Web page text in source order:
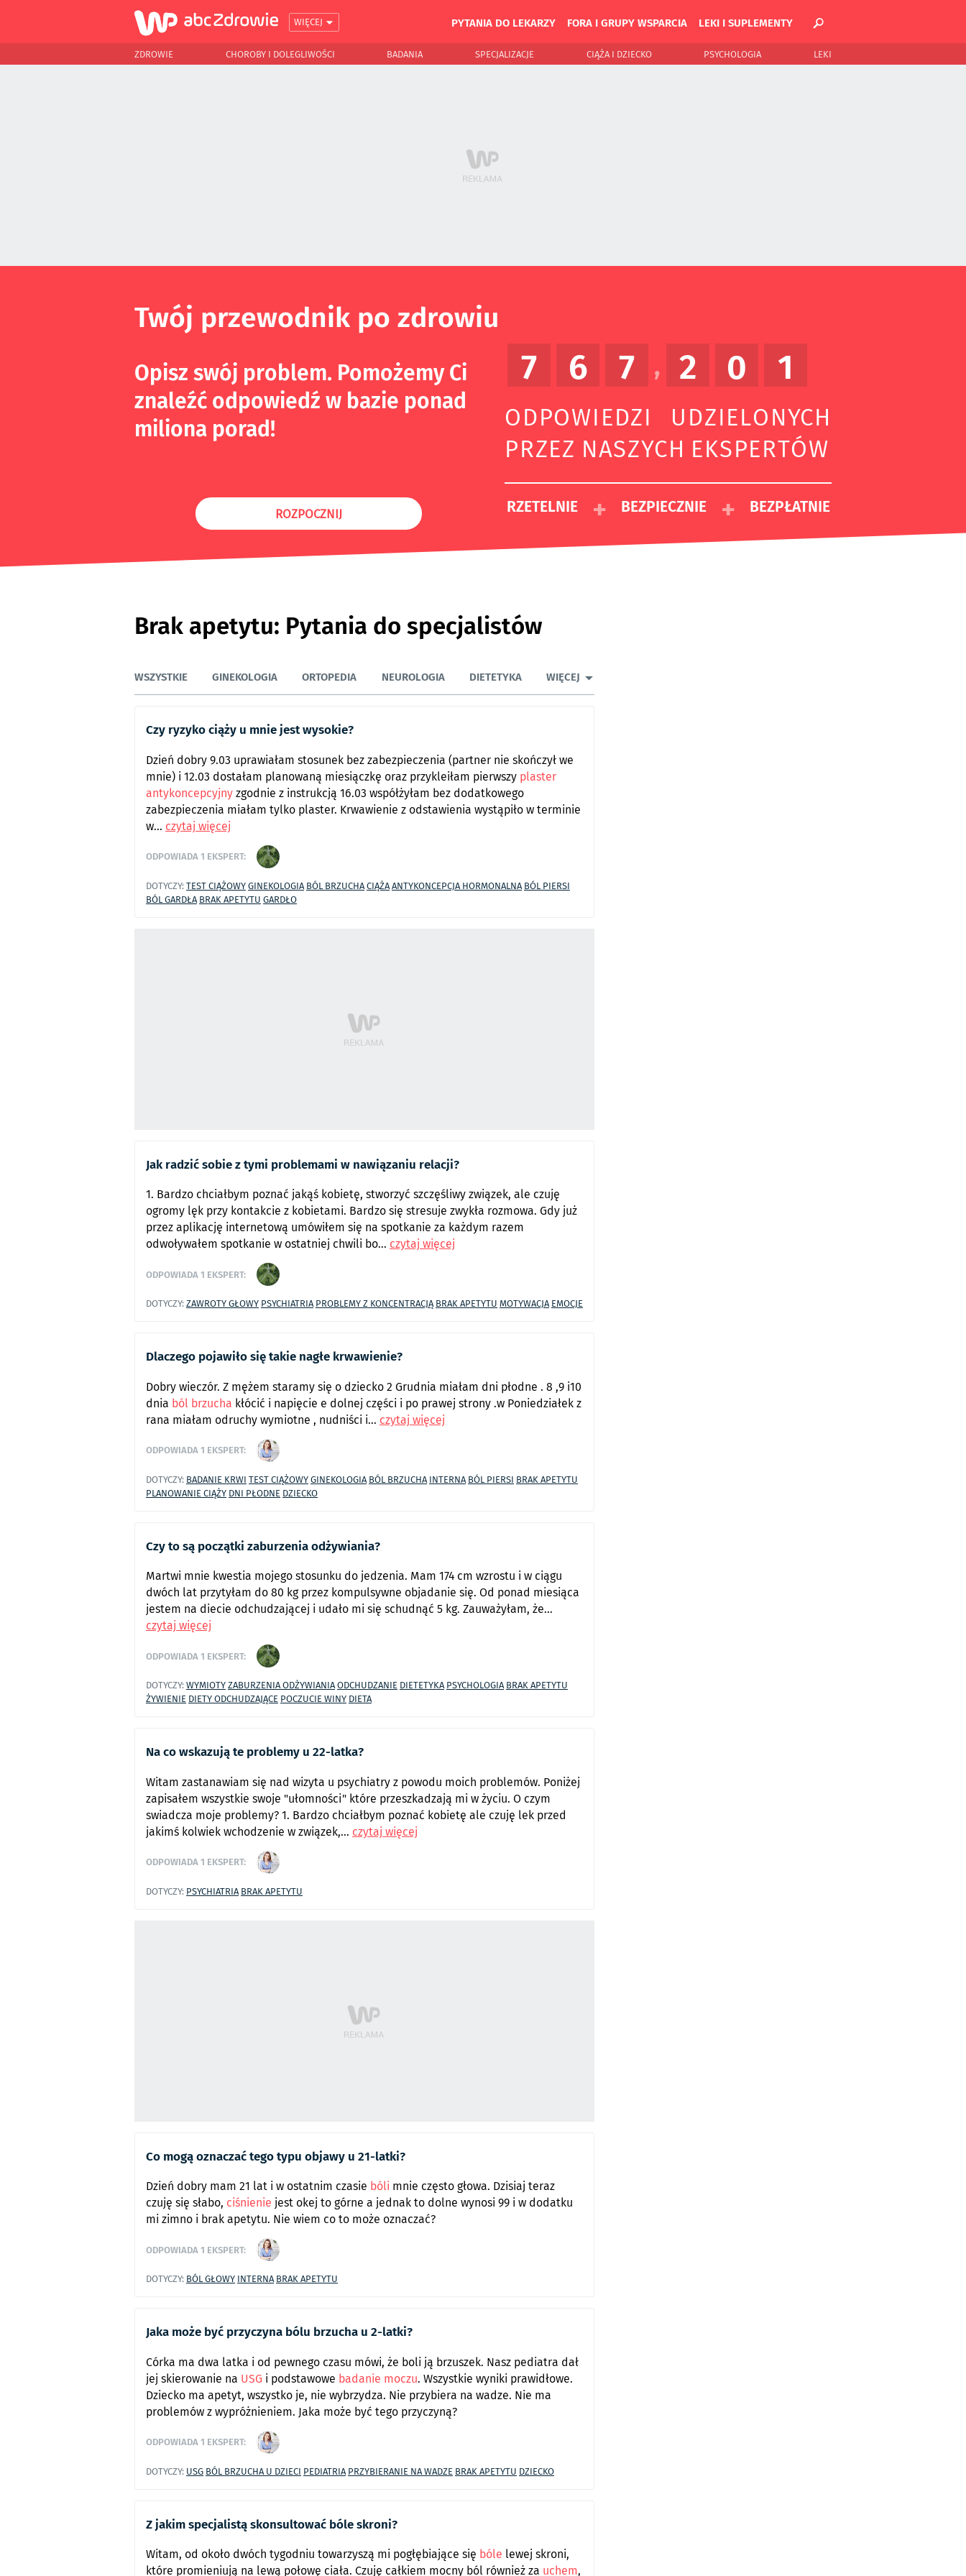
WIĘCEJ PYTANIA DO LEKARZY FORA I GRUPY WSPARCIA LEKI I SUPLEMENTY
ZDROWIE CHOROBY I DOLEGLIWOŚCI BADANIA SPECJALIZACJE CIĄŻA I DZIECKO PSYCHOLOGIA LEKI
Twój przewodnik po zdrowiu
Opisz swój problem. Pomożemy Ci
znaleźć odpowiedź w bazie ponad
miliona porad!
ROZPOCZNIJ
7 6 7 , 2 0 1
ODPOWIEDZI UDZIELONYCH
PRZEZ NASZYCH EKSPERTÓW
RZETELNIE + BEZPIECZNIE + BEZPŁATNIE
Brak apetytu: Pytania do specjalistów
WSZYSTKIE GINEKOLOGIA ORTOPEDIA NEUROLOGIA DIETETYKA WIĘCEJ
Czy ryzyko ciąży u mnie jest wysokie?
Dzień dobry 9.03 uprawiałam stosunek bez zabezpieczenia (partner nie skończył we
mnie) i 12.03 dostałam planowaną miesiączkę oraz przykleiłam pierwszy plaster
antykoncepcyjnyzgodnie z instrukcją 16.03 współżyłam bez dodatkowego
zabezpieczenia miałam tylko plaster. Krwawienie z odstawienia wystąpiło w terminie
w... czytaj więcej
ODPOWIADA1 EKSPERT:
DOTYCZY:TEST CIĄŻOWYGINEKOLOGIA BÓL BRZUCHACIĄŻAANTYKONCEPCJA HORMONALNA BÓL PIERSI
BÓL GARDŁA BRAK APETYTU GARDŁO
Jak radzić sobie z tymi problemami w nawiązaniu relacji?
1. Bardzo chciałbym poznać jakąś kobietę, stworzyć szczęśliwy związek, ale czuję
ogromy lęk przy kontakcie z kobietami. Bardzo się stresuje zwykła rozmowa. Gdy już
przez aplikację internetową umówiłem się na spotkanie za każdym razem
odwoływałem spotkanie w ostatniej chwili bo... czytaj więcej
ODPOWIADA1 EKSPERT:
DOTYCZY:ZAWROTY GŁOWY PSYCHIATRIA PROBLEMY Z KONCENTRACJĄ BRAK APETYTU MOTYWACJA EMOCJE
Dlaczego pojawiło się takie nagłe krwawienie?
Dobry wieczór. Z mężem staramy się o dziecko 2 Grudnia miałam dni płodne . 8 ,9 i10
dnia ból brzucha kłócić i napięcie e dolnej części i po prawej strony .w Poniedziałek z
rana miałam odruchy wymiotne , nudniści i... czytaj więcej
ODPOWIADA1 EKSPERT:
DOTYCZY: BADANIE KRWI TEST CIĄŻOWYGINEKOLOGIA BÓL BRZUCHA INTERNA BÓL PIERSI BRAK APETYTU
PLANOWANIE CIĄŻY DNI PŁODNE DZIECKO
Czy to są początki zaburzenia odżywiania?
Martwi mnie kwestia mojego stosunku do jedzenia. Mam 174 cm wzrostu i w ciągu
dwóch lat przytyłam do 80 kg przez kompulsywne objadanie się. Od ponad miesiąca
jestem na diecie odchudzającej i udało mi się schudnąć 5 kg. Zauważyłam, że...
czytaj więcej
ODPOWIADA1 EKSPERT:
DOTYCZY:WYMIOTYZABURZENIA ODŻYWIANIAODCHUDZANIE DIETETYKA PSYCHOLOGIA BRAK APETYTU
ŻYWIENIE DIETY ODCHUDZAJĄCE POCZUCIE WINY DIETA
Na co wskazują te problemy u 22-latka?
Witam zastanawiam się nad wizyta u psychiatry z powodu moich problemów. Poniżej
zapisałem wszystkie swoje "ułomności" które przeszkadzają mi w życiu. O czym
swiadcza moje problemy? 1. Bardzo chciałbym poznać kobietę ale czuję lek przed
jakimś kolwiek wchodzenie w związek,... czytaj więcej
ODPOWIADA1 EKSPERT:
DOTYCZY: PSYCHIATRIA BRAK APETYTU
Co mogą oznaczać tego typu objawy u 21-latki?
Dzień dobry mam 21 lat i w ostatnim czasie bóli mnie często głowa. Dzisiaj teraz
czuję się słabo, ciśnienie jest okej to górne a jednak to dolne wynosi 99 i w dodatku
mi zimno i brak apetytu. Nie wiem co to może oznaczać?
ODPOWIADA1 EKSPERT:
DOTYCZY: BÓL GŁOWY INTERNA BRAK APETYTU
Jaka może być przyczyna bólu brzucha u 2-latki?
Córka ma dwa latka i od pewnego czasu mówi, że boli ją brzuszek. Nasz pediatra dał
jej skierowanie na USG i podstawowe badanie moczu. Wszystkie wyniki prawidłowe.
Dziecko ma apetyt, wszystko je, nie wybrzydza. Nie przybiera na wadze. Nie ma
problemów z wypróżnieniem. Jaka może być tego przyczyną?
ODPOWIADA1 EKSPERT:
DOTYCZY: USG BÓL BRZUCHA U DZIECI PEDIATRIA PRZYBIERANIE NA WADZE BRAK APETYTU DZIECKO
Z jakim specjalistą skonsultować bóle skroni?
Witam, od około dwóch tygodniu towarzyszą mi pogłębiające się bóle lewej skroni,
które promieniują na lewą połowę ciała. Czuję całkiem mocny ból również za uchem,